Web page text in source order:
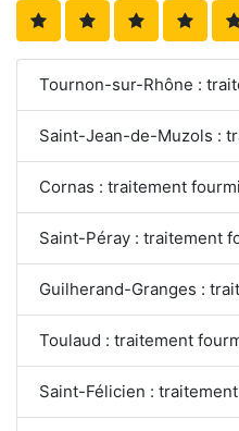
Tournon-sur-Rhône :
Saint-Jean-de-Muzols :
Cornas : traitement
Saint-Péray : traitement
Guilherand-Granges :
Toulaud : traitement
Saint-Félicien :